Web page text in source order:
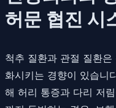
허문 협진 시
척추 질환과 관절 질환
화시키는 경향이 있습니
해 허리 통증과 다리 저